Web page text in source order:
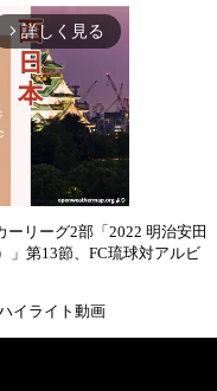
arrow_forward_ios 詳しく見る
リーグ2部「2022 明治安田
」第13節、FC琉球対アルビ
イライト動画